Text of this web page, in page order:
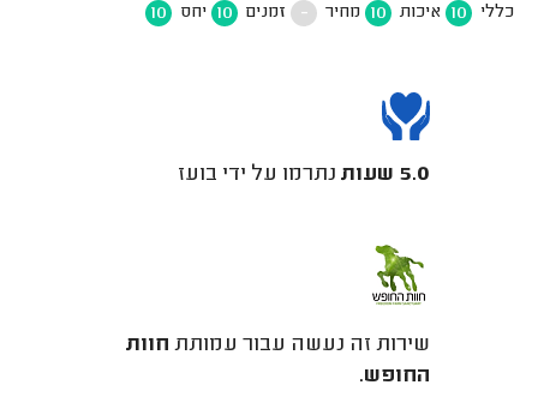
כללי 10 איכות 10 מחיר - זמנים 10 יחס 10
5.0 שעות נתרמו על ידי בועז
שירות זה נעשה עבור עמותת חוות
החופש.